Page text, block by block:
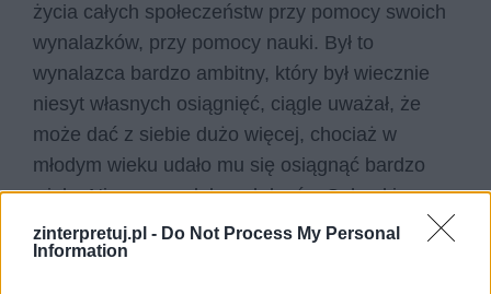
zinterpretuj.pl - Do Not Process My Personal
Information
życia całych społeczeństw przy pomocy swoich
wynalazków, przy pomocy nauki. Był to
wynalazca bardzo ambitny, który był wiecznie
niesyt własnych osiągnięć, ciągle uważał, że
może dać z siebie dużo więcej, chociaż w
młodym wieku udało mu się osiągnąć bardzo
wiele. Nie znamy dalszych losów Ochockiego,
ale sądząc po jego charakterze i skłonności do
wizjonerskiego patrzenia na świat, czyli po